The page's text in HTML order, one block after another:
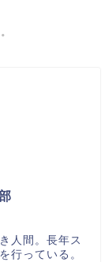
人間。長年ス
行っている。